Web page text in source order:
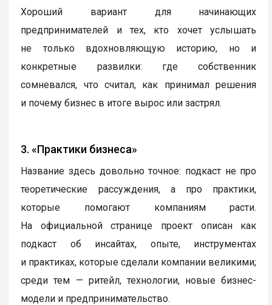
Хороший вариант для начинающих
предпринимателей и тех, кто хочет услышать
не только вдохновляющую историю, но и
конкретные развилки: где собственник
сомневался, что считал, как принимал решения
и почему бизнес в итоге вырос или застрял.
3. «Практики бизнеса»
Название здесь довольно точное: подкаст не про
теоретические рассуждения, а про практики,
которые помогают компаниям расти.
На официальной странице проект описан как
подкаст об инсайтах, опыте, инструментах
и практиках, которые сделали компании великими;
среди тем — ритейл, технологии, новые бизнес-
модели и предпринимательство.